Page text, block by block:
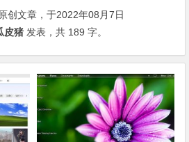
创文章，于2022年08月7日
皮猪 发表，共 189 字。